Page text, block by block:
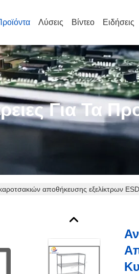
Λύσεις Βίντεο Ειδήσεις
Για Τα
αποθήκευσης εξελίκτρων